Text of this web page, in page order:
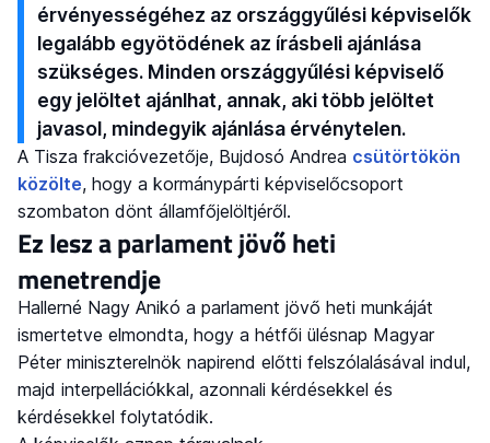
érvényességéhez az országgyűlési képviselők
legalább egyötödének az írásbeli ajánlása
szükséges. Minden országgyűlési képviselő
egy jelöltet ajánlhat, annak, aki több jelöltet
javasol, mindegyik ajánlása érvénytelen.
A Tisza frakcióvezetője, Bujdosó Andrea csütörtökön
közölte, hogy a kormánypárti képviselőcsoport
szombaton dönt államfőjelöltjéről.
Ez lesz a parlament jövő heti
menetrendje
Hallerné Nagy Anikó a parlament jövő heti munkáját
ismertetve elmondta, hogy a hétfői ülésnap Magyar
Péter miniszterelnök napirend előtti felszólalásával indul,
majd interpellációkkal, azonnali kérdésekkel és
kérdésekkel folytatódik.